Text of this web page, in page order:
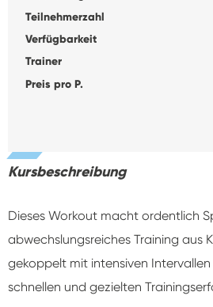
Teilnehmerzahl
Verfügbarkeit
Trainer
Preis pro P.
Kursbeschreibung
Dieses Workout macht ordentlich
abwechslungsreiches Training aus
gekoppelt mit intensiven
schnellen und gezielten